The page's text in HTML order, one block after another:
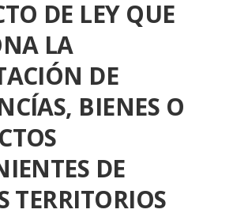
DE LEY QUE
LA
DE
BIENES O
DE
TERRITORIOS